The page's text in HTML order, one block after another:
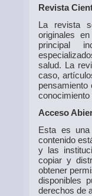
Revista
La revista
originales
principal
salud. La
caso,
pensamiento
Acceso
Esta es
contenido
y las
copiar y
obtener
disponibles
derechos de